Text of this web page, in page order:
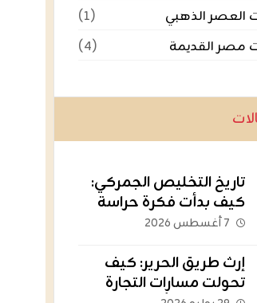
العصر الذهبي
(١)
مصر القديمة
(٤)
تاريخ التخليص الجمركي:
كيف بدأت فكرة حراسة
الثروات عبر الحدود؟
٧ أغسطس ٢٠٢٦
إرث طريق الحرير: كيف
تحولت مسارات التجارة